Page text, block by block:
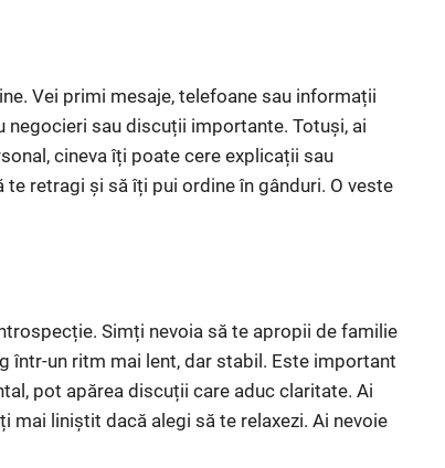
Vei primi mesaje, telefoane sau informații
sau discuții importante. Totuși, ai
cineva îți poate cere explicații sau
retragi și să îți pui ordine în gânduri. O veste
Simți nevoia să te apropii de familie
într-un ritm mai lent, dar stabil. Este important
pot apărea discuții care aduc claritate. Ai
mai liniștit dacă alegi să te relaxezi. Ai nevoie